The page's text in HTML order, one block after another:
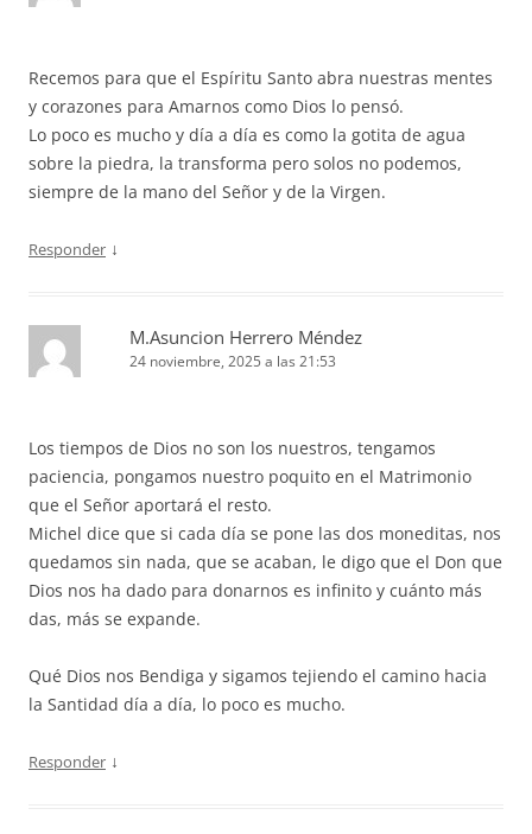
Recemos para que el Espíritu Santo abra nuestras mentes
y corazones para Amarnos como Dios lo pensó.
Lo poco es mucho y día a día es como la gotita de agua
sobre la piedra, la transforma pero solos no podemos,
siempre de la mano del Señor y de la Virgen.
Responder ↓
M.Asuncion Herrero Méndez
24 noviembre, 2025 a las 21:53
Los tiempos de Dios no son los nuestros, tengamos
paciencia, pongamos nuestro poquito en el Matrimonio
que el Señor aportará el resto.
Michel dice que si cada día se pone las dos moneditas, nos
quedamos sin nada, que se acaban, le digo que el Don que
Dios nos ha dado para donarnos es infinito y cuánto más
das, más se expande.
Qué Dios nos Bendiga y sigamos tejiendo el camino hacia
la Santidad día a día, lo poco es mucho.
Responder ↓